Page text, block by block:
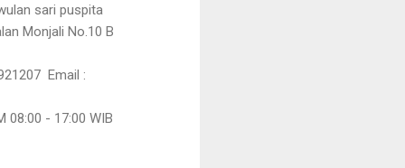
sari puspita
Monjali No.10 B
Email :
08:00 - 17:00 WIB